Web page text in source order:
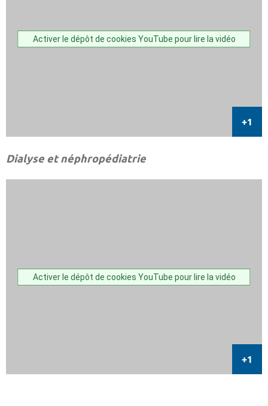
Activer le dépôt de cookies YouTube pour lire la vidéo
Dialyse et néphropédiatrie
Activer le dépôt de cookies YouTube pour lire la vidéo